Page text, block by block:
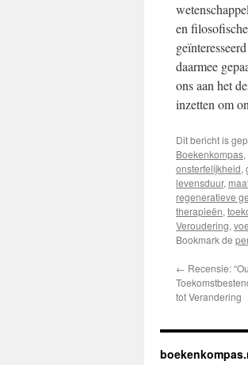
en
daarmee
ons aan het
inzetten om
Dit bericht is
Boekenkompas,
onsterfelijkheid,
levensduur,
regeneratieve
therapieën,
Veroudering,
Bookmark de
← Recensie:
tot Verandering